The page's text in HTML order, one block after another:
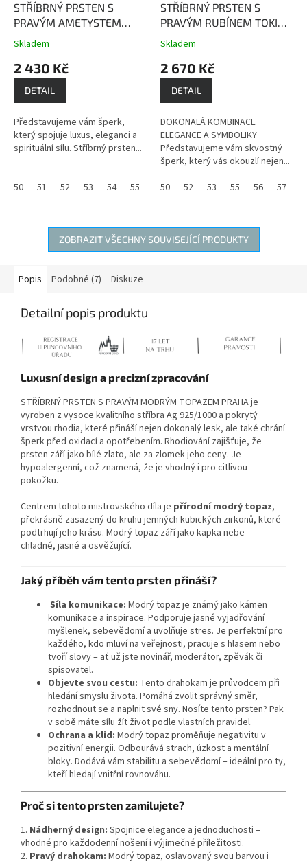
STŘÍBRNÝ PRSTEN S
PRAVÝM AMETYSTEM
PAŘÍŽ
obnovuje oslabenou
Průměrné
produktu
5
hvězdiček.
Skladem
2 430 Kč
DETAIL
Představujeme vám šperk,
který spojuje luxus, eleganci a
spirituální sílu. Stříbrný prsten...
50 51 52 53 54 55 56 59 60 61
STŘÍBRNÝ PRSTEN S
PRAVÝM RUBÍNEM TOKIO
rubín je kámen života,
dobré nálady
Průměrné
produktu
5
hvězdiček.
Skladem
2 670 Kč
DETAIL
DOKONALÁ KOMBINACE
ELEGANCE A SYMBOLIKY
Představujeme vám skvostný
šperk, který vás okouzlí nejen...
50
52 53 55 56 57
ZOBRAZIT VŠECHNY SOUVISEJÍCÍ PRODUKTY
Popis Podobné (7) Diskuze
Detailní popis produktu
Luxusní design a precizní zpracování
STŘÍBRNÝ PRSTEN S PRAVÝM MODRÝM TOPAZEM PRAHA je
vyroben z vysoce kvalitního stříbra Ag 925/1000 a pokrytý
vrstvou rhodia, které přináší nejen dokonalý lesk, ale také chrání
šperk před oxidací a opotřebením. Rhodiování zajišťuje, že
prsten září jako bílé zlato, ale za zlomek jeho ceny. Je
hypoalergenní, což znamená, že je vhodný i pro citlivou
pokožku.
Centrem tohoto mistrovského díla je přírodní modrý topaz,
překrásně zasazený do kruhu jemných kubických zirkonů, které
podtrhují jeho krásu. Modrý topaz září jako kapka nebe –
chladné, jasné a osvěžující.
Jaký příběh vám tento prsten přináší?
Síla komunikace: Modrý topaz je známý jako kámen
komunikace a inspirace. Podporuje jasné vyjadřování
myšlenek, sebevědomí a uvolňuje stres. Je perfektní pro
každého, kdo mluví na veřejnosti, pracuje s hlasem nebo
tvoří slovy – ať už jste novinář, moderátor, zpěvák či
spisovatel.
Objevte svou cestu: Tento drahokam je průvodcem při
hledání smyslu života. Pomáhá zvolit správný směr,
rozhodnout se a naplnit své sny. Nosíte tento prsten? Pak
v sobě máte sílu žít život podle vlastních pravidel.
Ochrana a klid: Modrý topaz proměňuje negativitu v
pozitivní energii. Odbourává strach, úzkost a mentální
bloky. Dodává vám stabilitu a sebevědomí – ideální pro ty,
kteří hledají vnitřní rovnováhu.
Proč si tento prsten zamilujete?
1. Nádherný design: Spojnice elegance a jednoduchosti –
vhodné pro každodenní nošení i výjimečné příležitosti.
2. Pravý drahokam: Modrý topaz, oslavovaný svou barvou i